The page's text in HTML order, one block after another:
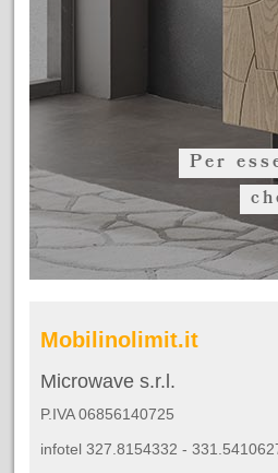
Per
Mobilinolimit.it
Microwave s.r.l.
P.IVA 06856140725
infotel 327.8154332 -